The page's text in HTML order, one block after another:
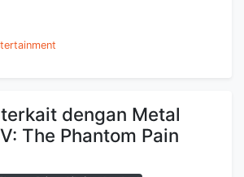
dengan Metal
The Phantom Pain